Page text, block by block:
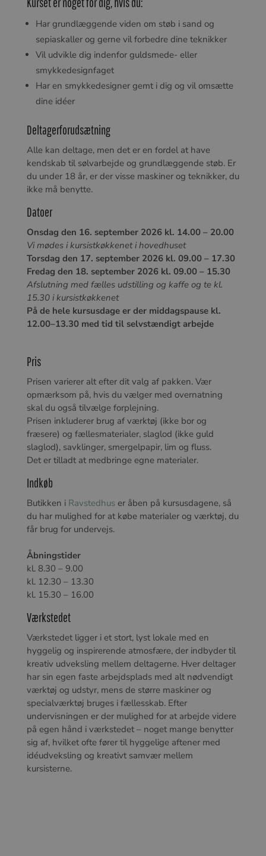
Har grundlæggende viden om støb i sand og
sepiaskaller og gerne vil forbedre dine teknikker
Vil udvikle dig indenfor guldsmede- eller
smykkedesignfaget
Har en smykkedesigner gemt i dig og vil omsætte
dine idéer
Deltagerforudsætning
Alle kan deltage, men det er en fordel at have
kendskab til sølvarbejde og grundlæggende støb. Er
du under 18 år, er der visse maskiner og teknikker, du
ikke må benytte.
Datoer
Onsdag den 16. september 2026 kl. 14.00 – 20.00
Vi mødes i kursistkøkkenet i hovedhuset
Torsdag den 17. september 2026 kl. 09.00 – 17.30
Fredag den 18. september 2026 kl. 09.00 – 15.30
Afslutning med fælles udstilling og kaffe og te kl.
15.30 i kursistkøkkenet
På de hele kursusdage er der middagspause kl.
12.00–13.30 med tid til selvstændigt arbejde
Pris
Prisen varierer alt efter dit valg af pakken. Vær
opmærksom på, hvis du vælger med overnatning
skal du også tilvælge forplejning.
Prisen inkluderer brug af værktøj (ikke bor og
fræsere) og fællesmaterialer, slaglod (ikke guld
slaglod), savklinger, smergelpapir, lim og fluss.
Det er tilladt at medbringe egne materialer.
Indkøb
Butikken i Ravstedhuser åben på kursusdagene, så
du har mulighed for at købe materialer og værktøj, du
får brug for undervejs.
Åbningstider
kl. 8.30 – 9.00
kl. 12.30 – 13.30
kl. 15.30 – 16.00
Værkstedet
Værkstedet ligger i et stort, lyst lokale med en
hyggelig og inspirerende atmosfære, der indbyder til
kreativ udveksling mellem deltagerne. Hver deltager
har sin egen faste arbejdsplads med alt nødvendigt
værktøj og udstyr, mens de større maskiner og
specialværktøj bruges i fællesskab. Efter
undervisningen er der mulighed for at arbejde videre
på egen hånd i værkstedet – noget mange benytter
sig af, hvilket ofte fører til hyggelige aftener med
idéudveksling og kreativt samvær mellem
kursisterne.